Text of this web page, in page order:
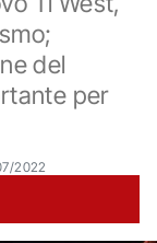
del
per
2022